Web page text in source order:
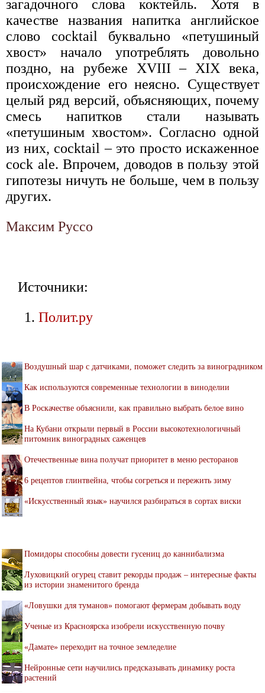
загадочного слова коктейль. Хотя в
качестве названия напитка английское
слово cocktail буквально «петушиный
хвост» начало употреблять довольно
поздно, на рубеже XVIII – XIX века,
происхождение его неясно. Существует
целый ряд версий, объясняющих, почему
смесь напитков стали называть
«петушиным хвостом». Согласно одной
из них, cocktail – это просто искаженное
cock ale. Впрочем, доводов в пользу этой
гипотезы ничуть не больше, чем в пользу
других.
Максим Руссо
Источники:
Полит.ру
Воздушный шар с датчиками, поможет следить за виноградником
Как используются современные технологии в виноделии
В Роскачестве объяснили, как правильно выбрать белое вино
На Кубани открыли первый в России высокотехнологичный
питомник виноградных саженцев
Отечественные вина получат приоритет в меню ресторанов
6 рецептов глинтвейна, чтобы согреться и пережить зиму
«Искусственный язык» научился разбираться в сортах виски
Помидоры способны довести гусениц до каннибализма
Луховицкий огурец ставит рекорды продаж – интересные факты
из истории знаменитого бренда
«Ловушки для туманов» помогают фермерам добывать воду
Ученые из Красноярска изобрели искусственную почву
«Дамате» переходит на точное земледелие
Нейронные сети научились предсказывать динамику роста
растений